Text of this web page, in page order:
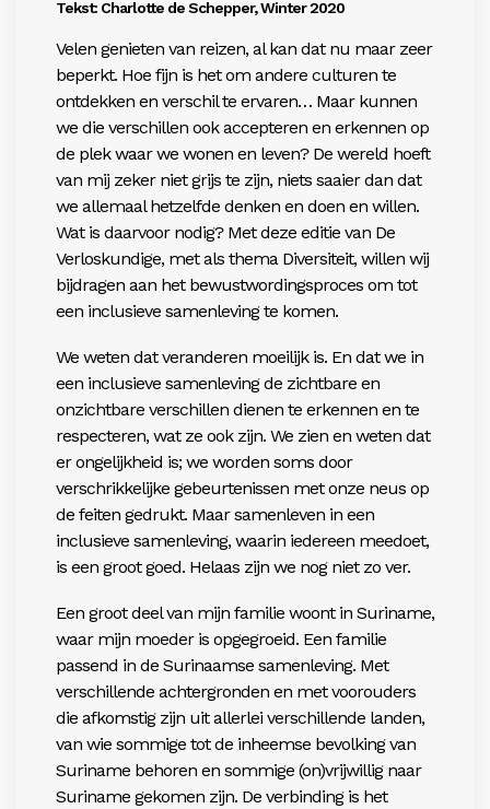
Tekst: Charlotte de Schepper, Winter 2020
Velen genieten van reizen, al kan dat nu maar zeer
beperkt. Hoe fijn is het om andere culturen te
ontdekken en verschil te ervaren… Maar kunnen
we die verschillen ook accepteren en erkennen op
de plek waar we wonen en leven? De wereld hoeft
van mij zeker niet grijs te zijn, niets saaier dan dat
we allemaal hetzelfde denken en doen en willen.
Wat is daarvoor nodig? Met deze editie van De
Verloskundige, met als thema Diversiteit, willen wij
bijdragen aan het bewustwordingsproces om tot
een inclusieve samenleving te komen.
We weten dat veranderen moeilijk is. En dat we in
een inclusieve samenleving de zichtbare en
onzichtbare verschillen dienen te erkennen en te
respecteren, wat ze ook zijn. We zien en weten dat
er ongelijkheid is; we worden soms door
verschrikkelijke gebeurtenissen met onze neus op
de feiten gedrukt. Maar samenleven in een
inclusieve samenleving, waarin iedereen meedoet,
is een groot goed. Helaas zijn we nog niet zo ver.
Een groot deel van mijn familie woont in Suriname,
waar mijn moeder is opgegroeid. Een familie
passend in de Surinaamse samenleving. Met
verschillende achtergronden en met voorouders
die afkomstig zijn uit allerlei verschillende landen,
van wie sommige tot de inheemse bevolking van
Suriname behoren en sommige (on)vrijwillig naar
Suriname gekomen zijn. De verbinding is het